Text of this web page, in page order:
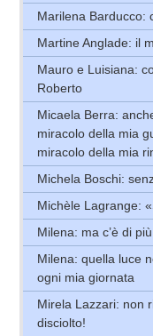
Marilena Barducco:
Martine Anglade: il
Mauro e Luisiana:
Roberto
Micaela Berra:
miracolo della mia
miracolo della mia
Michela Boschi:
Michèle Lagrange:
Milena: ma c’è di
Milena: quella luce
ogni mia giornata
Mirela Lazzari: non
disciolto!